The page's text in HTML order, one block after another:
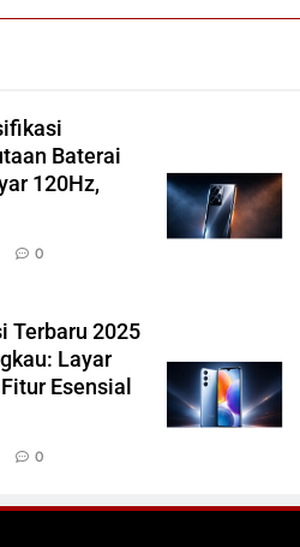
Baterai
120Hz,
0
Terbaru 2025
Layar
Esensial
0